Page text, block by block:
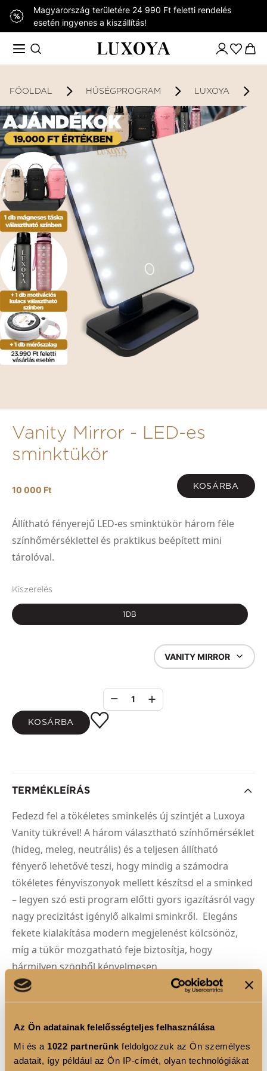
Az Ön adatainak felelősségteljes felhasználása
Mi és a 1022 partnerünk feldolgozzuk az Ön személyes
adatait, így például az Ön IP-címét, olyan technológiákat
Magyarország területére 24 990 Ft feletti rendelés
esetén ingyenes a kiszállítás!
FŐOLDAL HŰSÉGPROGRAM LUXOYA
Vanity Mirror - LED-es
sminktükör
10 000 Ft KOSÁRBA
Állítható fényerejű LED-es sminktükör három féle
színhőmérséklettel és praktikus beépített mini
tárolóval.
Kiszerelés
1DB
VANITY MIRROR
1
KOSÁRBA
TERMÉKLEÍRÁS
Fedezd fel a tökéletes sminkelés új szintjét a Luxoya
Vanity tükrével! A három választható színhőmérséklet
(hideg, meleg, neutrális) és a teljesen állítható
fényerő lehetővé teszi, hogy mindig a számodra
tökéletes fényviszonyok mellett készítsd el a sminked
– legyen szó esti program előtti gyors igazításról vagy
nagy precizitást igénylő alkalmi sminkről. Elegáns
fekete kialakítása modern megjelenést kölcsönöz,
míg a tükör mozgatható feje biztosítja, hogy
bármilyen szögből kényelmesen
dolgozhass. A talpában található praktikus mini
tároló tökéletes helyet biztosít az apró
van, kéznél marad. Kompakt, funkcionális, és stílusos
kiegészítő minden szépség- és sminkrajongó
számára!